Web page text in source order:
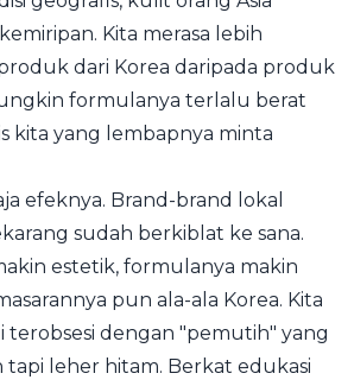
Kita merasa lebih
dari Korea daripada produk
formulanya terlalu berat
kita yang lembapnya minta
efeknya. Brand-brand lokal
sudah berkiblat ke sana.
estetik, formulanya makin
pun ala-ala Korea. Kita
terobsesi dengan "pemutih" yang
leher hitam. Berkat edukasi